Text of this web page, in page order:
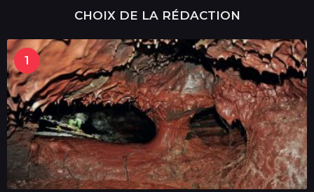
CHOIX DE LA RÉDACTION
1